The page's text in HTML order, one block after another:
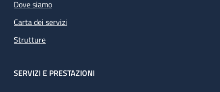
Dove siamo
Carta dei servizi
Strutture
SERVIZI E PRESTAZIONI